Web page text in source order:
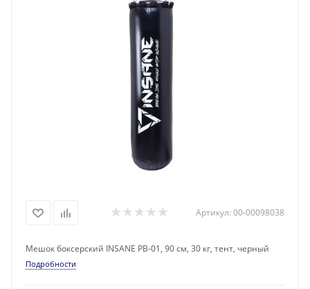
Артикул: 00-00098038
Мешок боксерский INSANE PB-01, 90 см, 30 кг, тент, черный
Подробности